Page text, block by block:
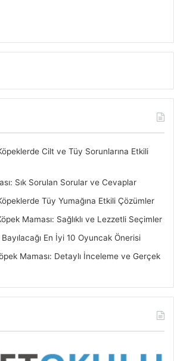
Cilt ve Tüy Sorunlarına Etkili
Sık Sorulan Sorular ve Cevaplar
Tüy Yumağına Etkili Çözümler
Maması: Sağlıklı ve Lezzetli Seçimler
En İyi 10 Oyuncak Önerisi
Maması: Detaylı İnceleme ve Gerçek